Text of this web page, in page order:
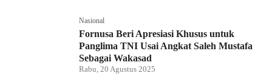
Nasional
Fornusa Beri Apresiasi Khusus untuk
Panglima TNI Usai Angkat Saleh Mustafa
Sebagai Wakasad
Rabu, 20 Agustus 2025